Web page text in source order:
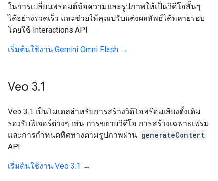
ในการเปลี่ยนพรอมต์ข้อความและรูปภาพให้เป็นวิดีโอสั้นๆ
ได้อย่างรวดเร็ว และช่วยให้คุณปรับแต่งผลลัพธ์ได้หลายรอบ
โดยใช้ Interactions API
เริ่มต้นใช้งาน Gemini Omni Flash →
Veo 3.1
Veo 3.1 เป็นโมเดลสำหรับการสร้างวิดีโอพร้อมเสียงดั้งเดิม
รองรับฟีเจอร์ต่างๆ เช่น การขยายวิดีโอ การสร้างเฉพาะเฟรม
และการกำหนดทิศทางตามรูปภาพผ่าน generateContent
API
เริ่มต้นใช้งาน Veo 3.1 →